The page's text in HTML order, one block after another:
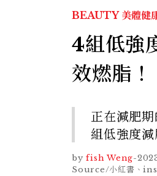
BEAUTY 美體健
4組低強
效燃脂！
正在減肥
組低強度
by fish Weng-
Source/小紅書、